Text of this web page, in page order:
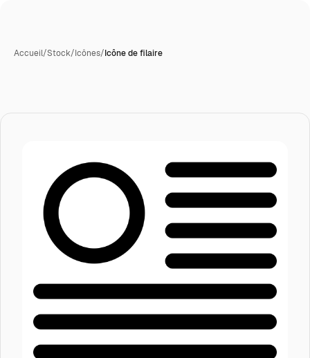
Accueil/Stock/Icônes/Icône de filaire